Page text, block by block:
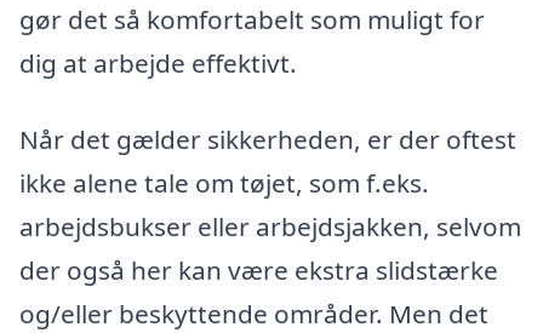
gør det så komfortabelt som muligt for
dig at arbejde effektivt.
Når det gælder sikkerheden, er der oftest
ikke alene tale om tøjet, som f.eks.
arbejdsbukser eller arbejdsjakken, selvom
der også her kan være ekstra slidstærke
og/eller beskyttende områder. Men det